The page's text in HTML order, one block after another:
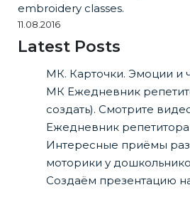
embroidery classes.
11.08.2016
Latest Posts
МК. Карточки. Эмоции и
МК Ежедневник
создать). Смотрите
Ежедневник репетитора
Интересные приёмы
моторики у
Создаём презентацию